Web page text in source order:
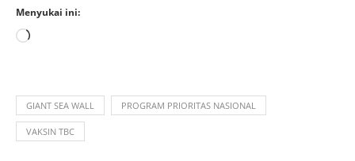
Menyukai ini:
GIANT SEA WALL PROGRAM PRIORITAS NASIONAL
VAKSIN TBC